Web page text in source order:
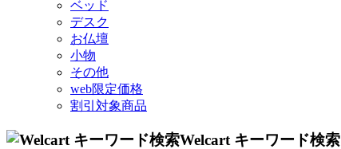
ベッド
デスク
お仏壇
小物
その他
web限定価格
割引対象商品
Welcart キーワード検索